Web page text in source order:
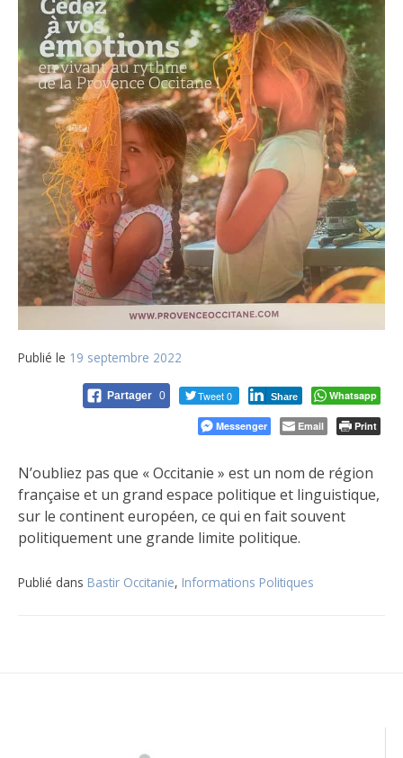
Publié le 19 septembre 2022
Partager 0 Tweet 0 Share Whatsapp
Messenger Email Print
N’oubliez pas que « Occitanie » est un nom de région
française et un grand espace politique et linguistique,
sur le continent européen, ce qui en fait souvent
politiquement une grande limite politique.
Publié dans Bastir Occitanie, Informations Politiques